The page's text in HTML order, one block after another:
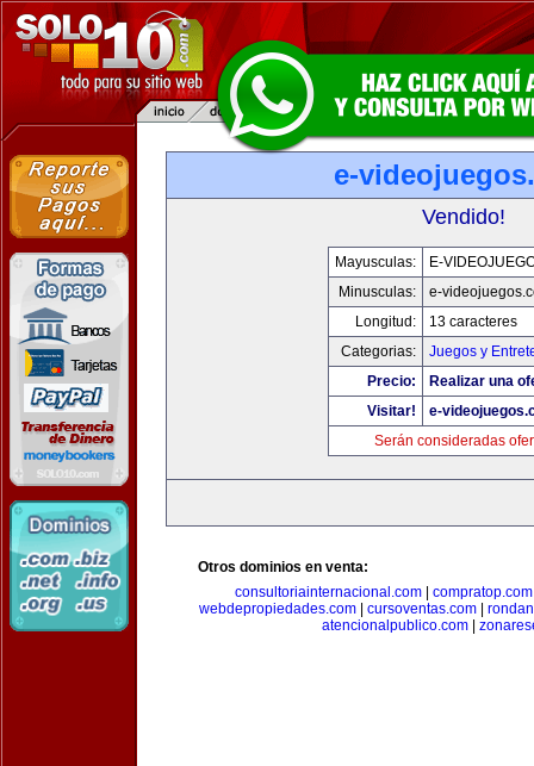
e-
Vendido!
Mayusculas:
E-
Minusculas:
e-
Longitud:
13 caracteres
Categorias:
Juegos y
Precio:
Realizar una
Visitar!
e-
Serán consideradas
Otros dominios en venta:
consultoriainternacional.com
compratop.com
webdepropiedades.com| cursoventas.com|
atencionalpublico.com